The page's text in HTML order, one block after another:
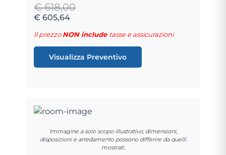
€ 618,00
€ 605,64
Il prezzoNON include tasse e assicurazioni
Visualizza Preventivo
Immagine a solo scopo illustrativo; dimensioni,
disposizioni e arredamento possono differire da quelli
mostrati.